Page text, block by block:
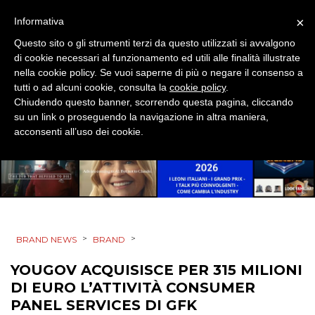
STRATEGIE
CINEMA
DIGITALE
EDITORIA
ESTERNA
BRAND NEWS > BRAND >
YOUGOV ACQUISISCE PER 315 MILIONI
DI EURO L’ATTIVITÀ CONSUMER
PANEL SERVICES DI GFK
×
Informativa
Questo sito o gli strumenti terzi da questo utilizzati si avvalgono
di cookie necessari al funzionamento ed utili alle finalità illustrate
nella cookie policy. Se vuoi saperne di più o negare il consenso a
tutti o ad alcuni cookie, consulta la cookie policy.
Chiudendo questo banner, scorrendo questa pagina, cliccando
su un link o proseguendo la navigazione in altra maniera,
acconsenti all’uso dei cookie.